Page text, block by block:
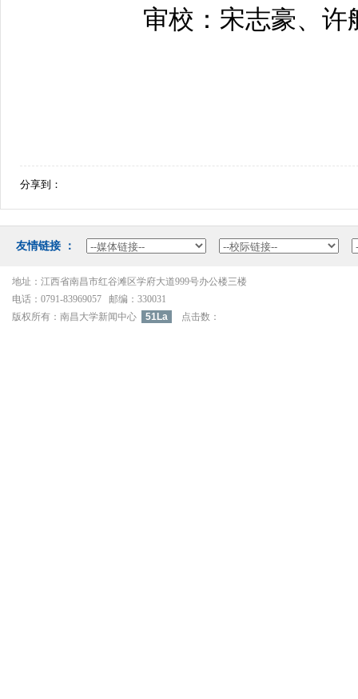
审校：宋志豪、许
分享到：
友情链接：
地址：江西省南昌市红谷滩区学府大道999号办公楼三楼
电话：0791-83969057邮编：330031
版权所有：南昌大学新闻中心
51La 点击数：